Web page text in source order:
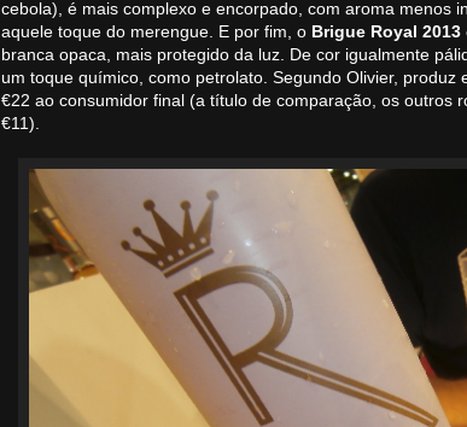
cebola), é mais complexo e encorpado, com aroma menos
aquele toque do merengue. E por fim, o Brigue Royal 2013
branca opaca, mais protegido da luz. De cor igualmente
um toque químico, como petrolato. Segundo Olivier,
€22 ao consumidor final (a título de comparação, os outros
€11).